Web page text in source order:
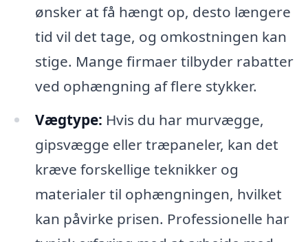
ønsker at få hængt op, desto længere
tid vil det tage, og omkostningen kan
stige. Mange firmaer tilbyder rabatter
ved ophængning af flere stykker.
Vægtype: Hvis du har murvægge,
gipsvægge eller træpaneler, kan det
kræve forskellige teknikker og
materialer til ophængningen, hvilket
kan påvirke prisen. Professionelle har